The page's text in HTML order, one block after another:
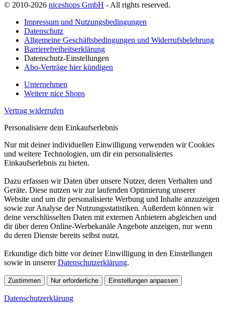
© 2010-2026 niceshops GmbH - All rights reserved.
Impressum und Nutzungsbedingungen
Datenschutz
Allgemeine Geschäftsbedingungen und Widerrufsbelehrung
Barrierefreiheitserklärung
Datenschutz-Einstellungen
Abo-Verträge hier kündigen
Unternehmen
Weitere nice Shops
Vertrag widerrufen
Personalisiere dein Einkaufserlebnis
Nur mit deiner individuellen Einwilligung verwenden wir Cookies
und weitere Technologien, um dir ein personalisiertes
Einkaufserlebnis zu bieten.
Dazu erfassen wir Daten über unsere Nutzer, deren Verhalten und
Geräte. Diese nutzen wir zur laufenden Optimierung unserer
Website und um dir personalisierte Werbung und Inhalte anzuzeigen
sowie zur Analyse der Nutzungsstatistiken. Außerdem können wir
deine verschlüsselten Daten mit externen Anbietern abgleichen und
dir über deren Online-Werbekanäle Angebote anzeigen, nur wenn
du deren Dienste bereits selbst nutzt.
Erkundige dich bitte vor deiner Einwilligung in den Einstellungen
sowie in unsererDatenschutzerklärung.
Zustimmen Nur erforderliche Einstellungen anpassen
Datenschutzerklärung